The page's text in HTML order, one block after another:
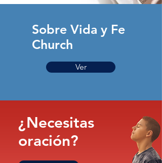
Sobre Vida y Fe
Church
Ver
¿Necesitas
oración?